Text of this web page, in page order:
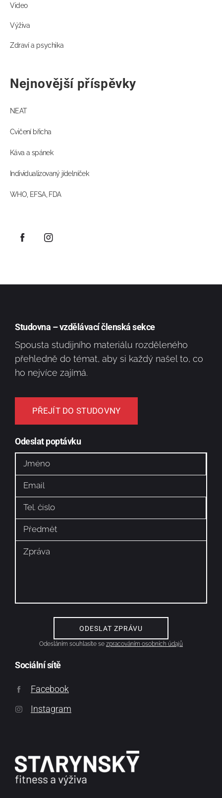
Video
Výživa
Zdraví a psychika
Nejnovější příspěvky
NEAT
Cvičení břicha
Káva a spánek
Individualizovaný jídelníček
WHO, EFSA, FDA
Studovna – vzdělávací členská sekce
Spousta studijního materiálu rozděleného
přehledně do témat, aby si každý našel to, co
ho nejvíce zajímá.
PŘEJÍT DO STUDOVNY
Odeslat poptávku
Odesláním souhlasíte se zpracováním osobních údajů
Sociální sítě
Facebook
Instagram